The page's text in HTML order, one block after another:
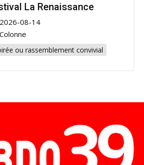
La Renaissance
2026-08-14
Colonne
ou rassemblement convivial